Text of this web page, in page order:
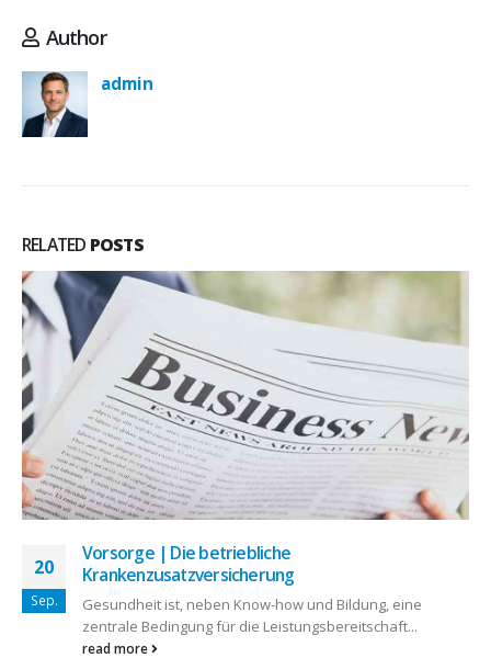
Author
admin
RELATED POSTS
30
Juni
Firmenversicherung | Woran Ex-Selbstständige
beim Thema Versicherung denken sollten
Einmal selbstständig, immer selbstständig? Die Zeit der
linearen Karrieren ist vorbei. Mitunter...
read more